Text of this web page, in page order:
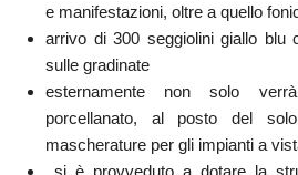
e manifestazioni, oltre a quello
arrivo di 300 seggiolini giallo blu
sulle gradinate
esternamente non solo
porcellanato, al posto del
mascherature per gli impianti a
si è provveduto a dotare la